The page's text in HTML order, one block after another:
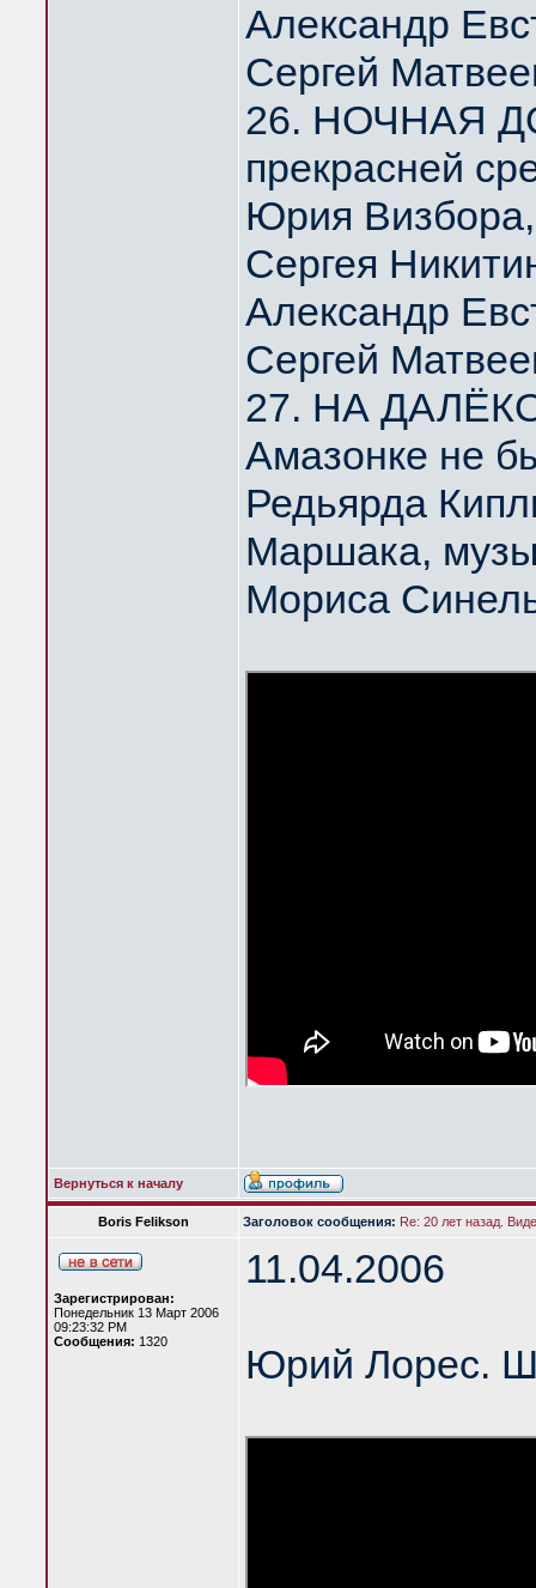
Александр
Сергей
26. НОЧНАЯ
прекрасней
Юрия Визбора,
Сергея
Александр
Сергей
27. НА
Амазонке не
Редьярда
Маршака,
Мориса
Вернуться к началу
Boris Felikson Заголовок сообщения: Re: 20 лет назад.
Зарегистрирован:
Понедельник 13 Март 2006
09:23:32 PM
Сообщения: 1320
11.04.2006
Юрий Лорес.